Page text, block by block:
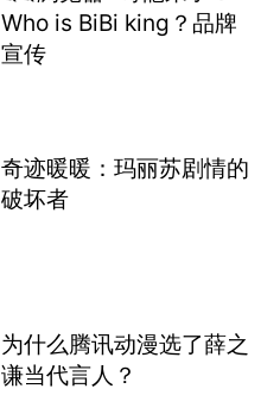
Who is BiBi king？品牌
宣传
奇迹暖暖：玛丽苏剧情的
破坏者
为什么腾讯动漫选了薛之
谦当代言人？